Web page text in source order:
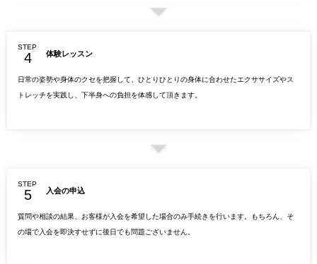
STEP
体験レッスン
日常の姿勢や身体のクセを把握して、ひとりひとりの身体に合わせたエクササイズやス
トレッチを実践し、下半身への負担を体感して頂きます。
STEP
入会の申込
質問や相談の結果、お客様が入会を希望した場合のみ手続きを行います。もちろん、そ
の場で入会を即決すせずに後日でも問題ございません。